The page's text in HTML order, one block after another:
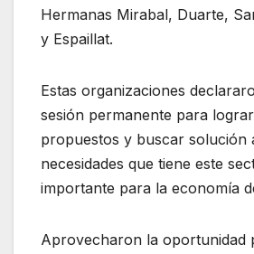
Hermanas Mirabal, Duarte,
y Espaillat.
Estas organizaciones
sesión permanente para
propuestos y buscar solución
necesidades que tiene este
importante para la economía
Aprovecharon la oportunidad